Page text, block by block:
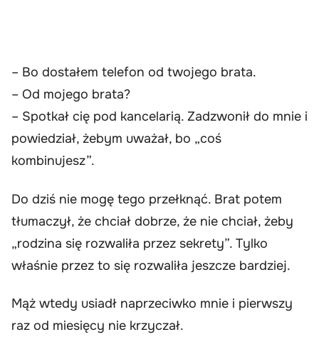
– Bo dostałem telefon od twojego brata.
– Od mojego brata?
– Spotkał cię pod kancelarią. Zadzwonił do mnie i
powiedział, żebym uważał, bo „coś
kombinujesz”.
Do dziś nie mogę tego przełknąć. Brat potem
tłumaczył, że chciał dobrze, że nie chciał, żeby
„rodzina się rozwaliła przez sekrety”. Tylko
właśnie przez to się rozwaliła jeszcze bardziej.
Mąż wtedy usiadł naprzeciwko mnie i pierwszy
raz od miesięcy nie krzyczał.